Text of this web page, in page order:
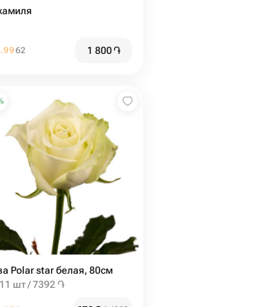
62 1 800֏
Polar star белая, 80см
шт / 7392 ֏